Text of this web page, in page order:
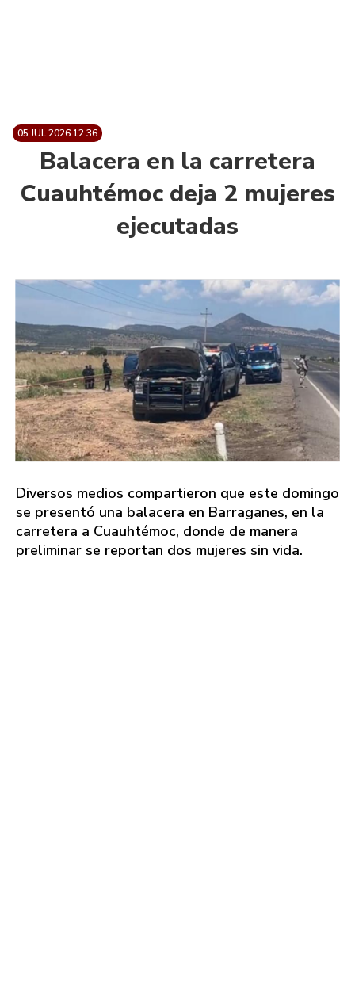
05.JUL.2026 12:36
Balacera en la carretera
Cuauhtémoc deja 2 mujeres
ejecutadas
Diversos medios compartieron que este domingo
se presentó una balacera en Barraganes, en la
carretera a Cuauhtémoc, donde de manera
preliminar se reportan dos mujeres sin vida.